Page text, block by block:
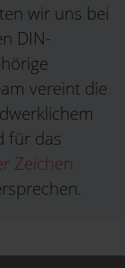
wir uns bei
DIN-
vereint die
für das
Zeichen